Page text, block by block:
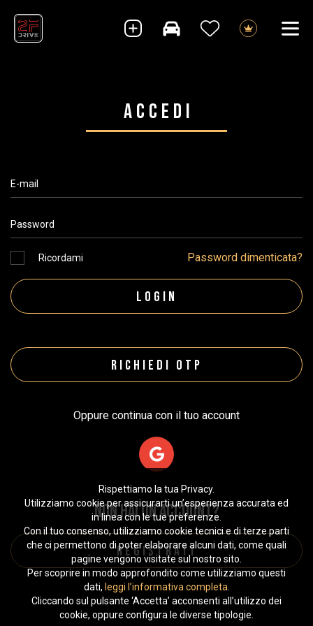
Accedi
Ricordami Password dimenticata?
Oppure continua con il tuo account
Non hai un account?
Rispettiamo la tua Privacy.
Utilizziamo cookie per assicurarti un’esperienza accurata ed
in linea con le tue preferenze.
Con il tuo consenso, utilizziamo cookie tecnici e di terze parti
che ci permettono di poter elaborare alcuni dati, come quali
pagine vengono visitate sul nostro sito.
Per scoprire in modo approfondito come utilizziamo questi
dati, leggi l’informativa completa
Cliccando sul pulsante ‘Accetta’ acconsenti all’utilizzo dei
cookie, oppure configura le diverse tipologie.